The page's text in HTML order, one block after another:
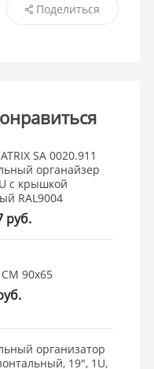
Поделиться
SA 0020.911
органайзер
с крышкой
RAL9004
руб.
90x65
организатор
19", 1U,